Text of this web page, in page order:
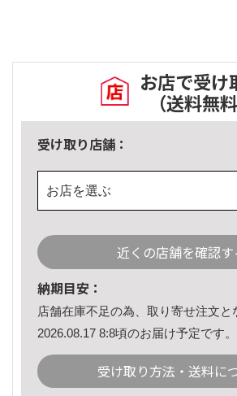
お店で受け
（送料無料
受け取り店舗：
お店を選ぶ
近くの店舗を確認す
納期目安：
店舗在庫不足の為、取り寄せ注文と
2026.08.17 8:8頃のお届け予定です。
受け取り方法・送料に